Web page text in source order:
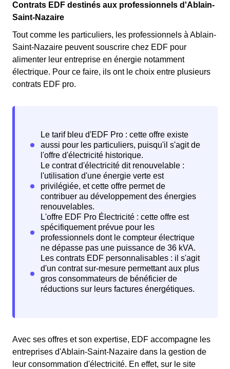
Contrats EDF destinés aux professionnels d'Ablain-
Saint-Nazaire
Tout comme les particuliers, les professionnels à Ablain-
Saint-Nazaire peuvent souscrire chez EDF pour
alimenter leur entreprise en énergie notamment
électrique. Pour ce faire, ils ont le choix entre plusieurs
contrats EDF pro.
Avec ses offres et son expertise, EDF accompagne les
entreprises d'Ablain-Saint-Nazaire dans la gestion de
leur consommation d'électricité. En effet, sur le site